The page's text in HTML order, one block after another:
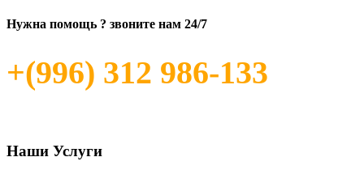
Нужна помощь ? звоните нам 24/7
+(996) 312 986-133
Наши Услуги